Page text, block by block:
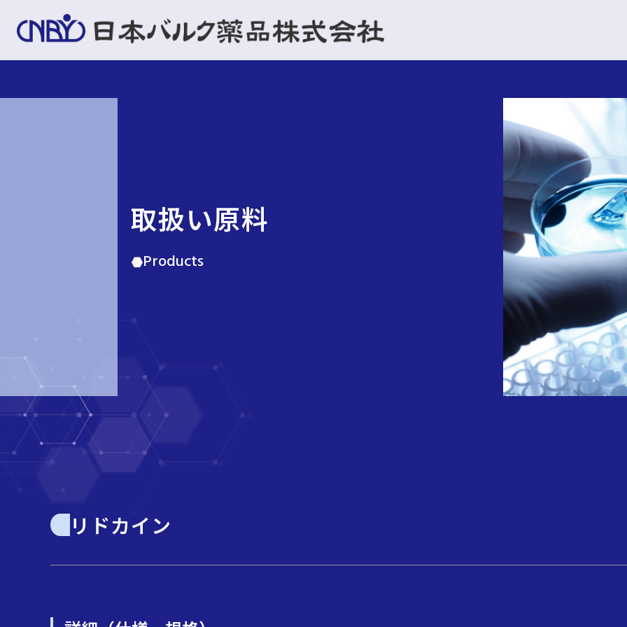
取扱い原料
Products
リドカイン